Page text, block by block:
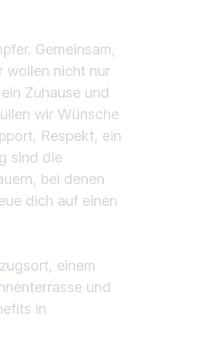
Gemeinsam,
wollen nicht nur
Zuhause und
wir Wünsche
Respekt, ein
sind die
bei denen
dich auf einen
einem
und
in